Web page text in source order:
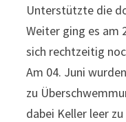
Unterstützte die
Weiter ging es am
sich rechtzeitig
Am 04. Juni
zu
dabei Keller leer